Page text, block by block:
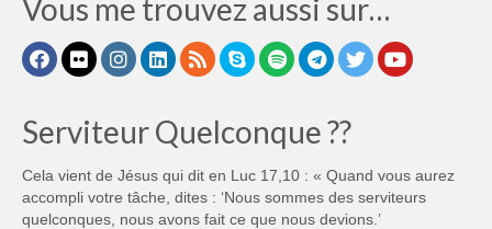
Vous me trouvez aussi sur…
Serviteur Quelconque ??
Cela vient de Jésus qui dit en Luc 17,10 : « Quand vous aurez
accompli votre tâche, dites : ‘Nous sommes des serviteurs
quelconques, nous avons fait ce que nous devions.’